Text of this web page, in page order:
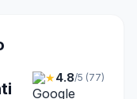
★4.8/5 (77)